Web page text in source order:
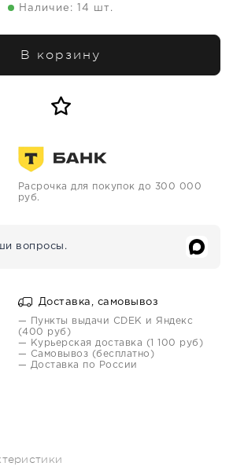
Наличие: 14 шт.
В корзину
Расрочка для покупок до 300 000
руб.
вопросы.
Доставка, самовывоз
— Пункты выдачи CDEK и Яндекс
(400 руб)
— Курьерская доставка (1 100 руб)
— Самовывоз (бесплатно)
— Доставка по России